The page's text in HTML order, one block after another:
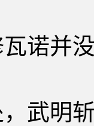
并没
明斩